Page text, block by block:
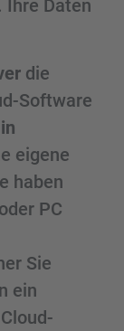
Ihre Daten
die
Software
eigene
haben
PC
Sie
ein